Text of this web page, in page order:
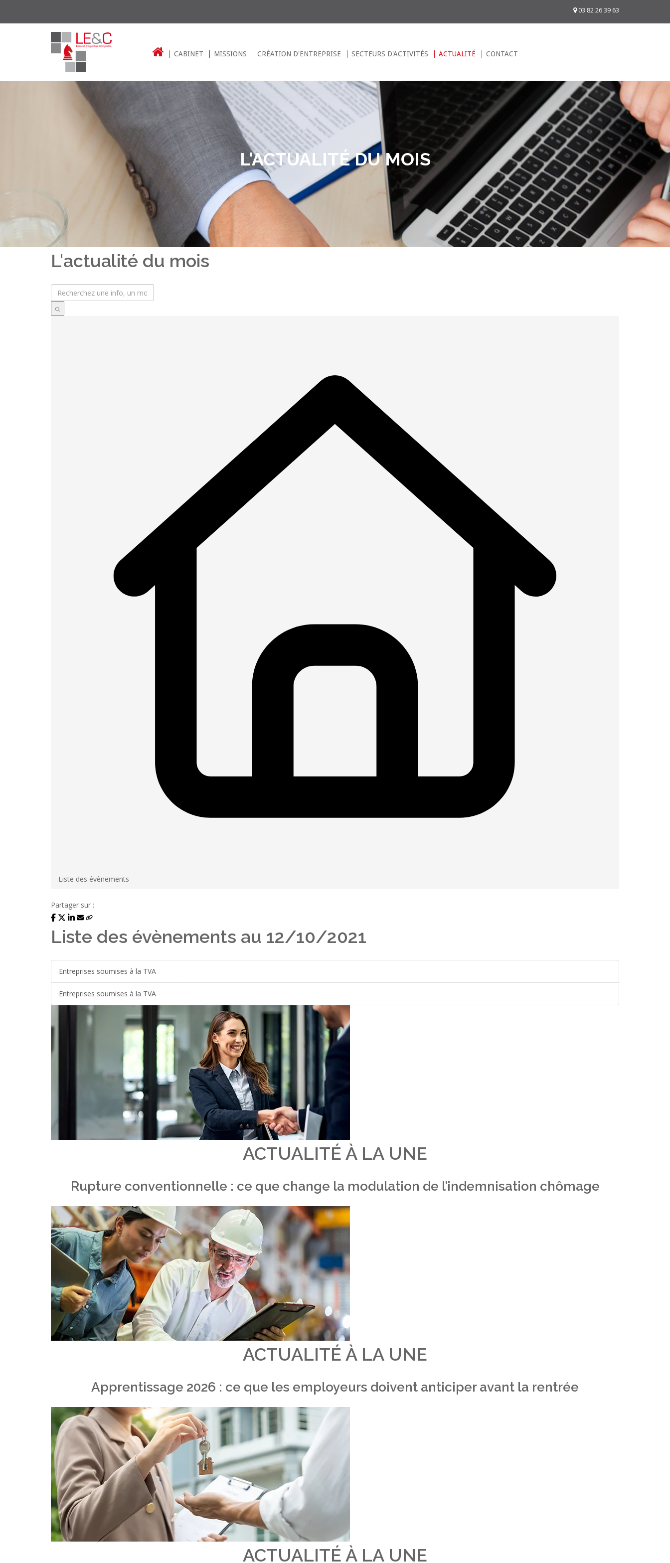
03 82 26 39 63
CABINET MISSIONS CRÉATION D'ENTREPRISE SECTEURS D'ACTIVITÉS ACTUALITÉ CONTACT
L'ACTUALITÉ DU MOIS
L'actualité du mois
Liste des évènements
Partager sur :
Liste des évènements au 12/10/2021
Entreprises soumises à la TVA
Entreprises soumises à la TVA
ACTUALITÉ À LA UNE
Rupture conventionnelle : ce que change la modulation de l’indemnisation chômage
ACTUALITÉ À LA UNE
Apprentissage 2026 : ce que les employeurs doivent anticiper avant la rentrée
ACTUALITÉ À LA UNE